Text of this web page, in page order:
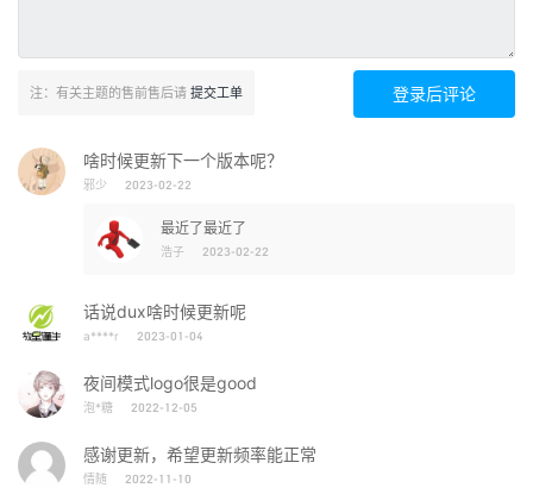
登录后评论
注：有关主题的售前售后请 提交工单
啥时候更新下一个版本呢？
邪少 2023-02-22
最近了最近了
浩子 2023-02-22
话说dux啥时候更新呢
a****r 2023-01-04
夜间模式logo很是good
泡*糖 2022-12-05
感谢更新，希望更新频率能正常
情随 2022-11-10